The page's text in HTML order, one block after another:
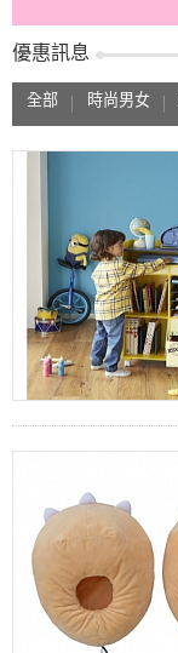
優惠訊息
全部 時尚男女